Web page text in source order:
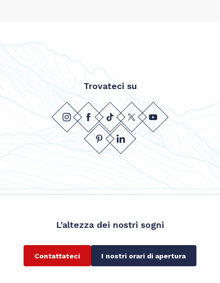
Trovateci su
L’altezza dei nostri sogni
Contattateci I nostri orari di apertura